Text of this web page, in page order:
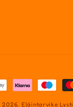
2026, Eläintarvike Lysti